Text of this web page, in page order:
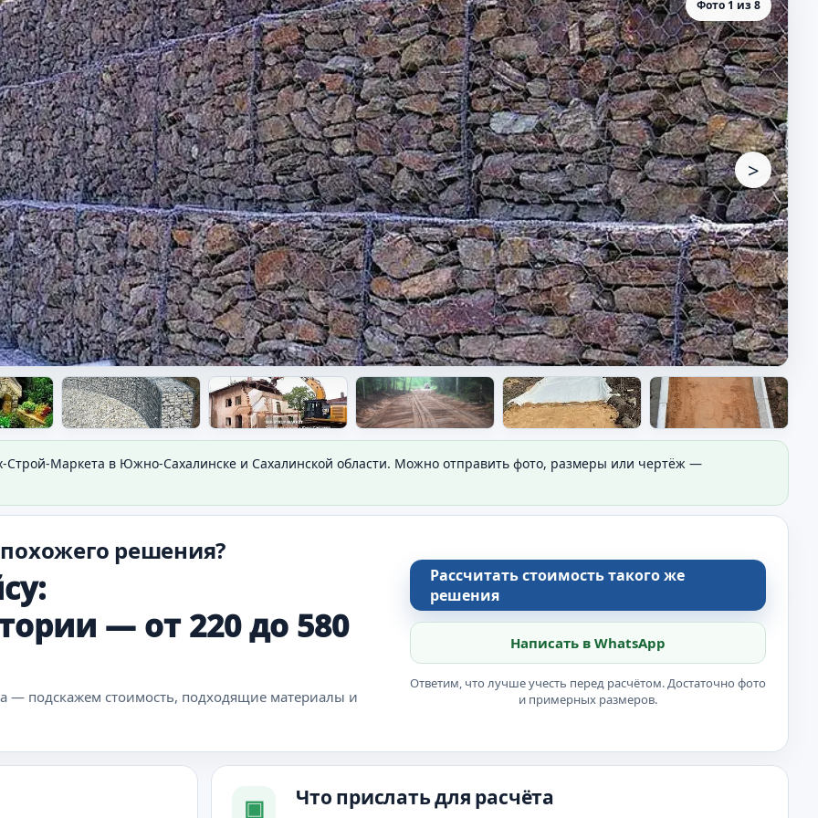
Фото 1 из 8
>
Маркета в Южно-Сахалинске и Сахалинской области. Можно отправить фото, размеры или чертёж —
решения?
— от 220 до 580
— подскажем стоимость, подходящие материалы и
Рассчитать стоимость такого же
решения
Написать в WhatsApp
Ответим, что лучше учесть перед расчётом. Достаточно фото
и примерных размеров.
▣ Что прислать для расчёта